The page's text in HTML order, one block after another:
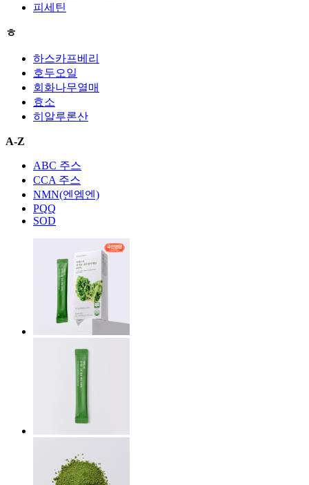
피세틴
ㅎ
하스카프베리
호두오일
회화나무열매
효소
히알루론산
A-Z
ABC 주스
CCA 주스
NMN(엔엠엔)
PQQ
SOD